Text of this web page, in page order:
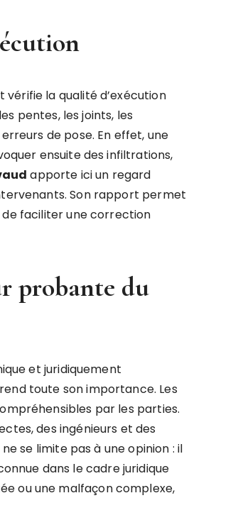
vérifie la qualité d’exécution
pentes, les joints, les
de pose. En effet, une
ensuite des infiltrations,
apporte ici un regard
Son rapport permet
faciliter une correction
probante du
et juridiquement
toute son importance. Les
par les parties.
des ingénieurs et des
se limite pas à une opinion : il
dans le cadre juridique
ou une malfaçon complexe,